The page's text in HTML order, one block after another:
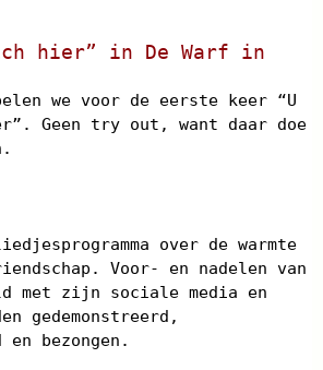
hier” in De Warf in
we voor de eerste keer “U
Geen try out, want daar doe
over de warmte
Voor- en nadelen van
met zijn sociale media en
gedemonstreerd,
en bezongen.